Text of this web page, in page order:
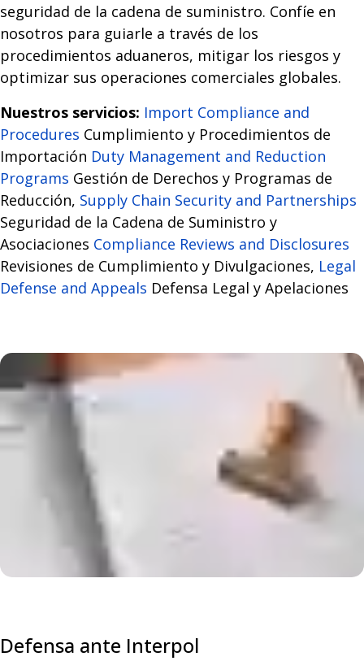
seguridad de la cadena de suministro. Confíe en
nosotros para guiarle a través de los
procedimientos aduaneros, mitigar los riesgos y
optimizar sus operaciones comerciales globales.
Nuestros servicios: Import Compliance and
Procedures Cumplimiento y Procedimientos de
Importación Duty Management and Reduction
Programs Gestión de Derechos y Programas de
Reducción, Supply Chain Security and Partnerships
Seguridad de la Cadena de Suministro y
Asociaciones Compliance Reviews and Disclosures
Revisiones de Cumplimiento y Divulgaciones, Legal
Defense and Appeals Defensa Legal y Apelaciones
Defensa ante Interpol